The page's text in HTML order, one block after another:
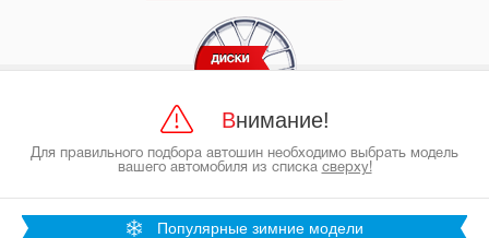
Внимание!
Для правильного подбора автошин необходимо выбрать модель
вашего автомобиля из списка сверху!
Популярные зимние модели